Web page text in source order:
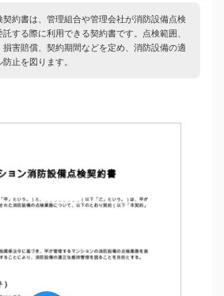
約書は、管理組合や管理会社が消防設備点検
する際に利用できる契約書です。点検範囲、
害賠償、契約期間などを定め、消防設備の適
止を図ります。